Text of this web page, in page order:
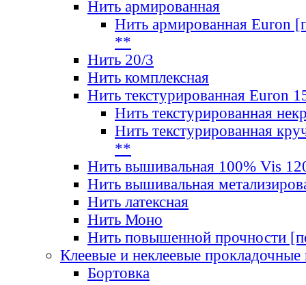
Нить армированная
Нить армированная Euron
**
Нить 20/3
Нить комплексная
Нить текстурированная Euron
Нить текстурированная
Нить текстурированная
**
Нить вышивальная 100% Vis
Нить вышивальная
Нить латексная
Нить Моно
Нить повышенной прочности
Клеевые и неклеевые прокладочные
Бортовка